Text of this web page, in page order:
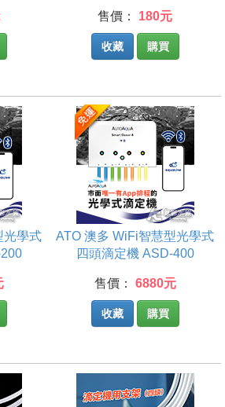
售價： 180元
收藏 購買
光學式
ATO 澳多 WiFi智慧型光學式
四頭滴定機 ASD-400
售價： 6880元
收藏 購買